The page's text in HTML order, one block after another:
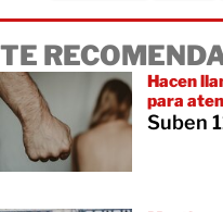
TE
Hacen
para
Suben